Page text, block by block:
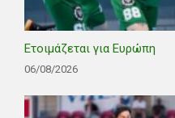
Ετοιμάζεται για Ευρώπη
06/08/2026